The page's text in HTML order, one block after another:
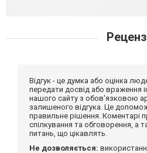
Відгук - це думка або оцінка
передати досвід або враження
нашого сайту з обов'язковою
залишеного відгука. Це
правильне рішення. Коментарі
спілкування та обговорення, а
питань, що цікавлять.
Не дозволяється: